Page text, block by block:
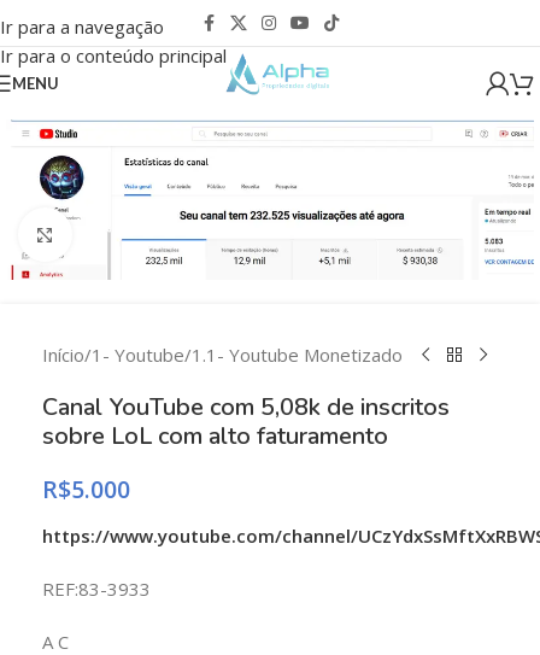
Ir para a navegação
Ir para o conteúdo principal
MENU
Clique para ampliar
Início/1- Youtube/1.1- Youtube Monetizado
Canal YouTube com 5,08k de inscritos
sobre LoL com alto faturamento
R$5.000
https://www.youtube.com/channel/
REF:83-3933
A C